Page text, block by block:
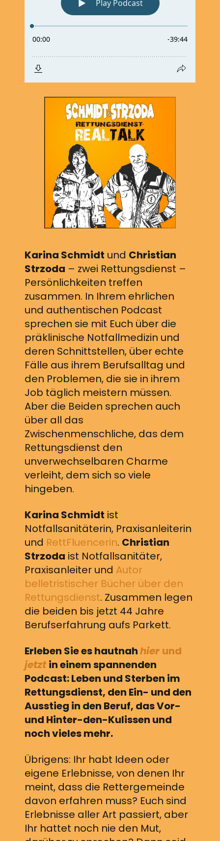
Karina Schmidt und Christian
Strzoda – zwei Rettungsdienst –
Persönlichkeiten treffen
zusammen. In Ihrem ehrlichen
und authentischen Podcast
sprechen sie mit Euch über die
präklinische Notfallmedizin und
deren Schnittstellen, über echte
Fälle aus ihrem Berufsalltag und
den Problemen, die sie in ihrem
Job täglich meistern müssen.
Aber die Beiden sprechen auch
über all das
Zwischenmenschliche, das dem
Rettungsdienst den
unverwechselbaren Charme
verleiht, dem sich so viele
hingeben.
Karina Schmidt ist
Notfallsanitäterin, Praxisanleiterin
und RettFluencerin. Christian
Strzoda ist Notfallsanitäter,
Praxisanleiter und Autor
belletristischer Bücher über den
Rettungsdienst. Zusammen legen
die beiden bis jetzt 44 Jahre
Berufserfahrung aufs Parkett.
Erleben Sie es hautnahhier und
jetzt in einem spannenden
Podcast: Leben und Sterben im
Rettungsdienst, den Ein- und den
Ausstieg in den Beruf, das Vor-
und Hinter-den-Kulissen und
noch vieles mehr.
Übrigens: Ihr habt Ideen oder
eigene Erlebnisse, von denen Ihr
meint, dass die Rettergemeinde
davon erfahren muss? Euch sind
Erlebnisse aller Art passiert, aber
Ihr hattet noch nie den Mut,